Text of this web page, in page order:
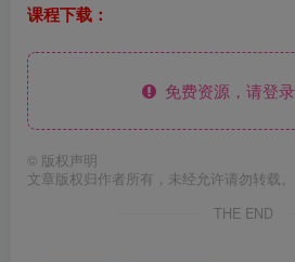
课程下载：
免费资源，请登
© 版权声明
文章版权归作者所有，未经允许请勿转载。
THE END